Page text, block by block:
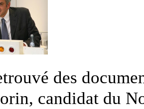
des
candidat du